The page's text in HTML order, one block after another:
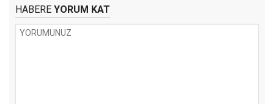
HABERE YORUM KAT